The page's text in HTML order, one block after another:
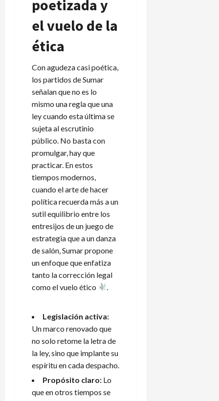
poetizada y
el vuelo de la
ética
Con agudeza casi poética,
los partidos de Sumar
señalan que no es lo
mismo una regla que una
ley cuando esta última se
sujeta al escrutinio
público. No basta con
promulgar, hay que
practicar. En estos
tiempos modernos,
cuando el arte de hacer
política recuerda más a un
sutil equilibrio entre los
entresijos de un juego de
estrategia que a un danza
de salón, Sumar propone
un enfoque que enfatiza
tanto la corrección legal
como el vuelo ético
Legislación activa:
Un marco renovado que
no solo retome la letra de
la ley, sino que implante su
espíritu en cada despacho.
Propósito claro: Lo
que en otros tiempos se